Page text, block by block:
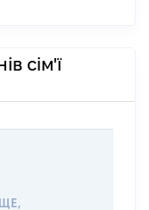
сім'ї